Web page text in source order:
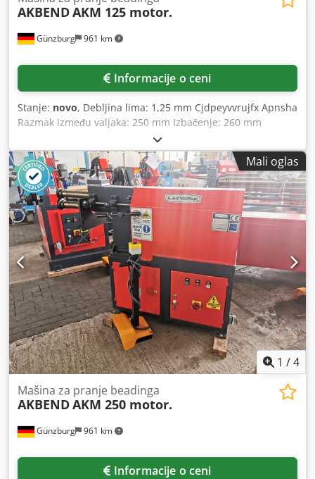
Günzburg 961 km
AKBENDAKM 125 motor.
Informacije o ceni
Stanje: novo, Debljina lima: 1,25 mm Cjdpeyvvrujfx Apnsha
Razmak između valjaka: 250 mm Izbačenje: 260 mm
Razmak između centara valjaka: 62 mm Ležište: 26 mm
Brzina: 6,3 m/min Ukupna potrebna snaga: 0,7 kW Težina:
170 kg Dimenzije D-Š-V: 1020x600x1500 mm Oprema: -
Motorno pogonjena žljebilica - 5 setova žljebnih valjaka -
Nožna pedala
Mali oglas
1 /4
Günzburg 961 km
Mašina za pranje beadinga
AKBENDAKM 250 motor.
Informacije o ceni